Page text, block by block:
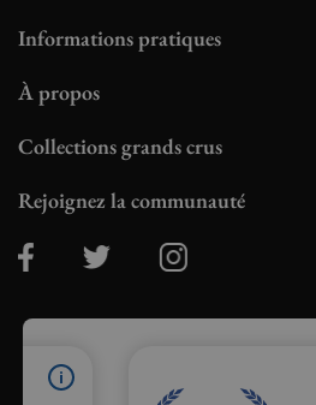
Informations pratiques
À propos
Collections grands crus
Rejoignez la communauté